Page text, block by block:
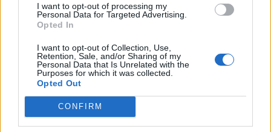
I want to opt-out of processing my
Personal Data for Targeted Advertising.
Opted In
I want to opt-out of Collection, Use,
Retention, Sale, and/or Sharing of my
Personal Data that Is Unrelated with the
Purposes for which it was collected.
Opted Out
CONFIRM